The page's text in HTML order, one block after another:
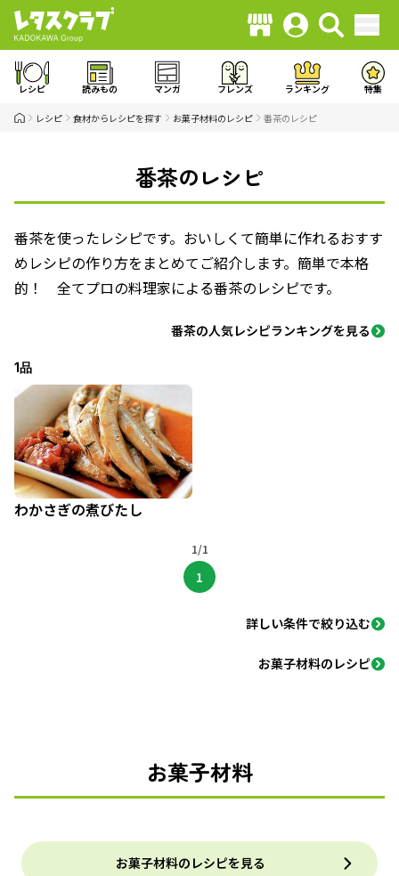
レシピ 読みもの マンガ フレンズ ランキング 特集
レシピ 食材からレシピを探す お菓子材料のレシピ 番茶のレシピ
番茶のレシピ
番茶を使ったレシピです。おいしくて簡単に作れるおすす
めレシピの作り方をまとめてご紹介します。簡単で本格
的！ 全てプロの料理家による番茶のレシピです。
番茶の人気レシピランキングを見る
1品
わかさぎの煮びたし
1/1
1
詳しい条件で絞り込む
お菓子材料のレシピ
お菓子材料
お菓子材料のレシピを見る